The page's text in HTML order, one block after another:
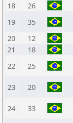
18
26
19
35
20
12
21
18
22
25
23 20
24 33